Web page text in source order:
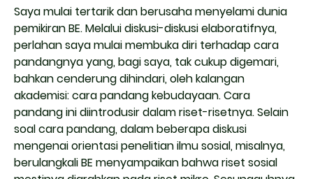
Saya mulai tertarik dan berusaha menyelami dunia
pemikiran BE. Melalui diskusi-diskusi elaboratifnya,
perlahan saya mulai membuka diri terhadap cara
pandangnya yang, bagi saya, tak cukup digemari,
bahkan cenderung dihindari, oleh kalangan
akademisi: cara pandang kebudayaan. Cara
pandang ini diintrodusir dalam riset-risetnya. Selain
soal cara pandang, dalam beberapa diskusi
mengenai orientasi penelitian ilmu sosial, misalnya,
berulangkali BE menyampaikan bahwa riset sosial